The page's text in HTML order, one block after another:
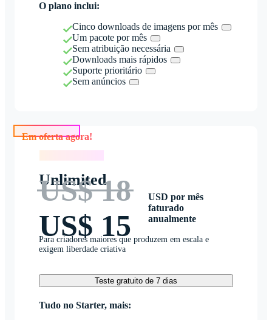
O plano inclui:
Cinco downloads de imagens por mês
Um pacote por mês
Sem atribuição necessária
Downloads mais rápidos
Suporte prioritário
Sem anúncios
Unlimited
US$ 18
US$ 15
USD por mês
faturado
anualmente
Para criadores maiores que produzem em escala e
exigem liberdade criativa
Teste gratuito de 7 dias
Tudo no Starter, mais: